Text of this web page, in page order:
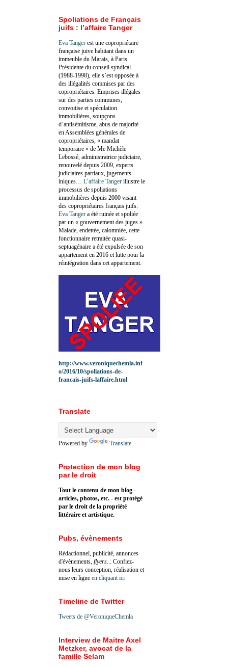
Spoliations de Français
juifs : l’affaire Tanger
Eva Tanger est une copropriétaire
française juive habitant dans un
immeuble du Marais, à Paris.
Présidente du conseil syndical
(1988-1998), elle s’est opposée à
des illégalités commises par des
copropriétaires. Emprises illégales
sur des parties communes,
convoitise et spéculation
immobilières, soupçons
d’antisémitisme, abus de majorité
en Assemblées générales de
copropriétaires, « mandat
temporaire » de Me Michèle
Lebossé, administratrice judiciaire,
renouvelé depuis 2009, experts
judiciaires partiaux, jugements
iniques… L’affaire Tanger illustre le
processus de spoliations
immobilières depuis 2000 visant
des copropriétaires français juifs.
Eva Tanger a été ruinée et spoliée
par un « gouvernement des juges ».
Malade, endettée, calomniée, cette
fonctionnaire retraitée quasi-
septuagénaire a été expulsée de son
appartement en 2016 et lutte pour la
réintégration dans cet appartement.
http://www.veroniquechemla.inf
o/2016/10/spoliations-de-
francais-juifs-laffaire.html
Translate
Powered by Translate
Protection de mon blog
par le droit
Tout le contenu de mon blog -
articles, photos, etc. - est protégé
par le droit de la propriété
littéraire et artistique.
Pubs, évènements
Rédactionnel, publicité, annonces
d'évènements, flyers ... Confiez-
nous leurs conception, réalisation et
mise en ligne en cliquant ici
Timeline de Twitter
Tweets de @VeroniqueChemla
Interview de Maitre Axel
Metzker, avocat de la
famille Selam